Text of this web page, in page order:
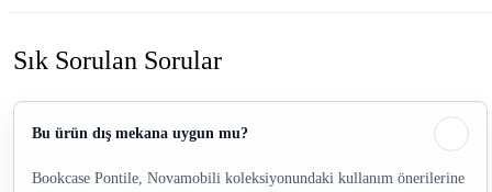
Sık Sorulan Sorular
Bu ürün dış mekana uygun mu?
Bookcase Pontile, Novamobili koleksiyonundaki kullanım önerilerine